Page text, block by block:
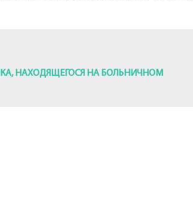
НАХОДЯЩЕГОСЯ НА БОЛЬНИЧНОМ